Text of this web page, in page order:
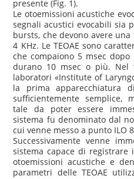
presente (Fig. 1).
Le otoemissioni acustiche
segnali acustici evocabili sia
bursts, che devono avere
4 KHz. Le TEOAE sono
che compaiono 5 msec
durano 10 msec o più. Nel
laboratori «Institute of
la prima apparecchiatura
sufficientemente semplice,
tale da poter essere
sistema fu denominato dal
cui venne messo a punto ILO
Successivamente venne
sistema capace di
otoemissioni acustiche e
parametri delle TEOAE